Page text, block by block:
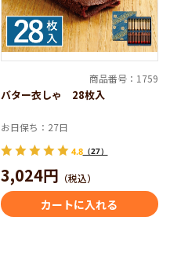
商品番号：1759
バター衣しゃ 28枚入
お日保ち：27日
4.8（27）
3,024円 （税込）
カートに入れる